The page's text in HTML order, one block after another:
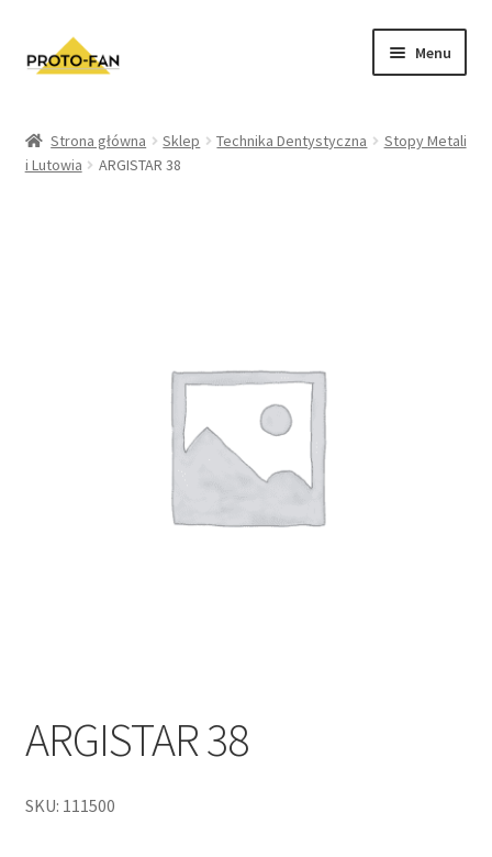
Menu
Kursy Stomatologiczne
Strona główna Sklep Technika Dentystyczna
Stopy Metali
i Lutowia
ARGISTAR 38
ARGISTAR 38
SKU: 111500